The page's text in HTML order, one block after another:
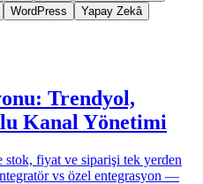
WordPress
Yapay Zekâ
Trendyol,
Kanal Yönetimi
fiyat ve siparişi tek yerden
vs özel entegrasyon —